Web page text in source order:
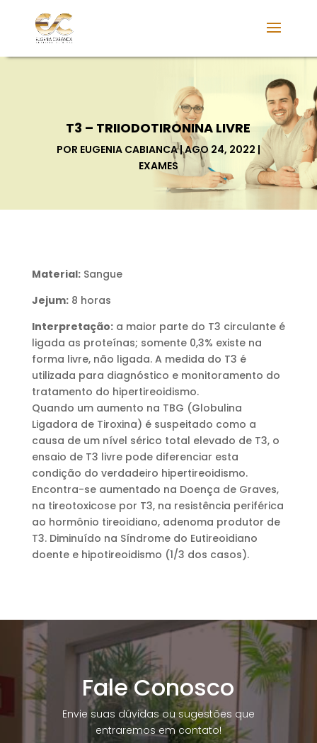
T3 – TRIIODOTIRONINA LIVRE
POR EUGENIA CABIANCA AGO 24, 2022
EXAMES
Material:Sangue
Jejum:8 horas
Interpretação:a maior parte do T3 circulante é
ligada as proteínas; somente 0,3% existe na
forma livre, não ligada. A medida do T3 é
utilizada para diagnóstico e monitoramento do
tratamento do hipertireoidismo.
Quando um aumento na TBG (Globulina
Ligadora de Tiroxina) é suspeitado como a
causa de um nível sérico total elevado de T3, o
ensaio de T3 livre pode diferenciar esta
condição do verdadeiro hipertireoidismo.
Encontra-se aumentado na Doença de Graves,
na tireotoxicose por T3, na resistência periférica
ao hormônio tireoidiano, adenoma produtor de
T3. Diminuído na Síndrome do Eutireoidiano
doente e hipotireoidismo (1/3 dos casos).
Fale Conosco
Envie suas dúvidas ou sugestões que
entraremos em contato!